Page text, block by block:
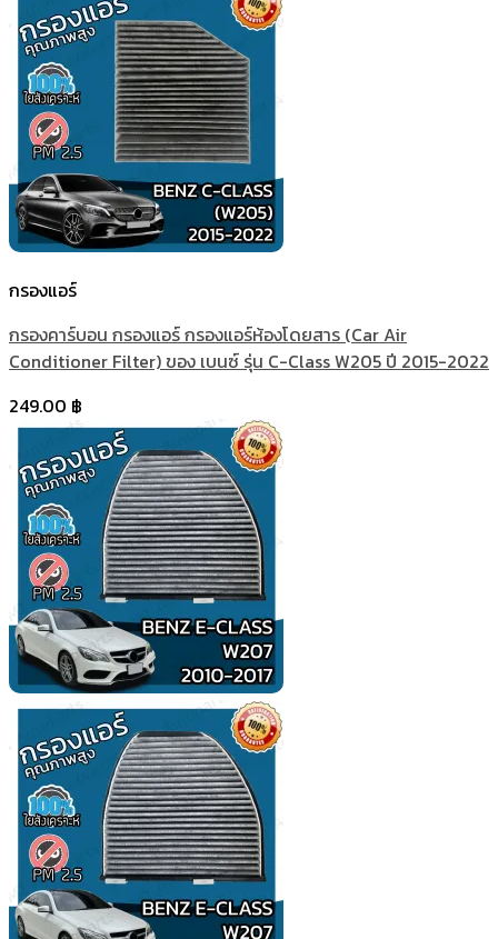
กรองแอร์
กรองคาร์บอน กรองแอร์ กรองแอร์ห้องโดยสาร (Car Air
Conditioner Filter) ของ เบนซ์ รุ่น C-Class W205 ปี 2015-2022
249.00 ฿